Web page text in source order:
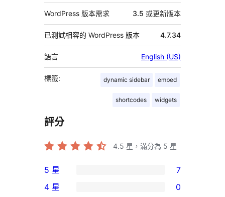
WordPress 版本需求 3.5 或更新版本
已測試相容的 WordPress 版本 4.7.34
語言 English (US)
標籤: dynamic sidebar embed
shortcodes widgets
評分
4.5 星，滿分為 5 星
7
個
5 星 7
4 星 0